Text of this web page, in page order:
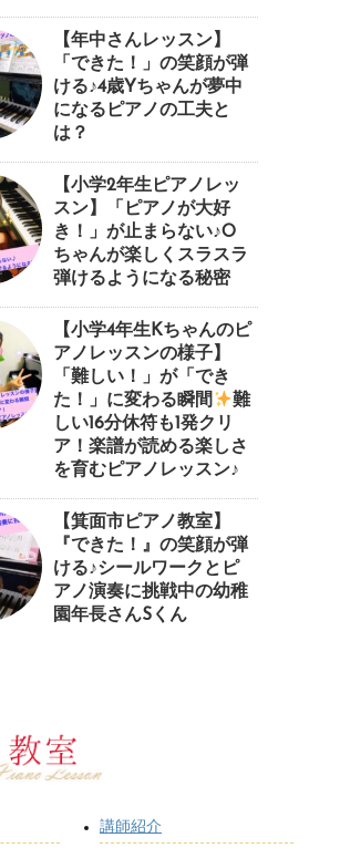
【年中さんレッスン】
「できた！」の笑顔が弾
ける♪4歳Yちゃんが夢中
になるピアノの工夫と
は？
【小学2年生ピアノレッ
スン】「ピアノが大好
き！」が止まらない♪O
ちゃんが楽しくスラスラ
弾けるようになる秘密
【小学4年生Kちゃんのピ
アノレッスンの様子】
「難しい！」が「でき
た！」に変わる瞬間
⁠難
しい16分休符も1発クリ
ア！楽譜が読める楽しさ
を育むピアノレッスン♪⁠
【箕面市ピアノ教室】
『できた！』の笑顔が弾
ける♪シールワークとピ
アノ演奏に挑戦中の幼稚
園年長さんSくん
講師紹介